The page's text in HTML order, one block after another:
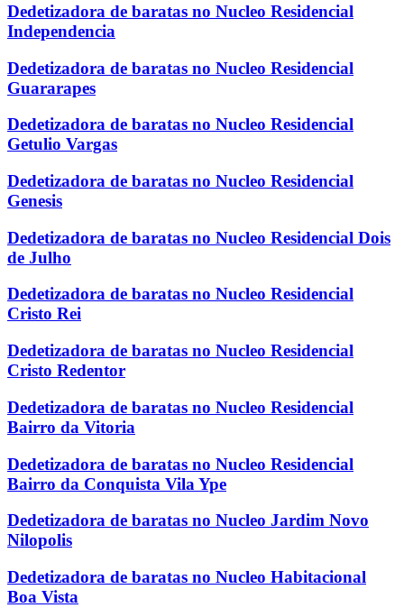
Dedetizadora de baratas no Nucleo Residencial
Independencia
Dedetizadora de baratas no Nucleo Residencial
Guararapes
Dedetizadora de baratas no Nucleo Residencial
Getulio Vargas
Dedetizadora de baratas no Nucleo Residencial
Genesis
Dedetizadora de baratas no Nucleo Residencial Dois
de Julho
Dedetizadora de baratas no Nucleo Residencial
Cristo Rei
Dedetizadora de baratas no Nucleo Residencial
Cristo Redentor
Dedetizadora de baratas no Nucleo Residencial
Bairro da Vitoria
Dedetizadora de baratas no Nucleo Residencial
Bairro da Conquista Vila Ype
Dedetizadora de baratas no Nucleo Jardim Novo
Nilopolis
Dedetizadora de baratas no Nucleo Habitacional
Boa Vista